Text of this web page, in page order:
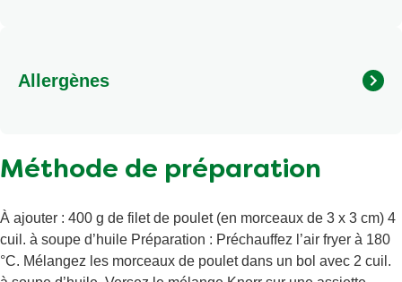
Allergènes
Méthode de préparation
À ajouter : 400 g de filet de poulet (en morceaux de 3 x 3 cm) 4
cuil. à soupe d’huile Préparation : Préchauffez l’air fryer à 180
°C. Mélangez les morceaux de poulet dans un bol avec 2 cuil.